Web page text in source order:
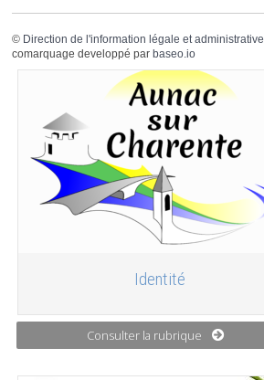
© Direction de l'information légale et administrative
comarquage developpé par baseo.io
Identité
Consulter la rubrique